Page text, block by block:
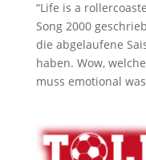
“Life is a
Song 2000
die abgelaufene
haben. Wow,
muss emotional